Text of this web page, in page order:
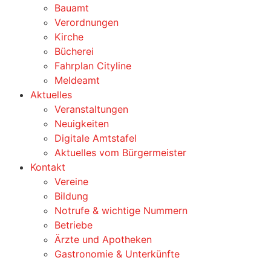
Bauamt
Verordnungen
Kirche
Bücherei
Fahrplan Cityline
Meldeamt
Aktuelles
Veranstaltungen
Neuigkeiten
Digitale Amtstafel
Aktuelles vom Bürgermeister
Kontakt
Vereine
Bildung
Notrufe & wichtige Nummern
Betriebe
Ärzte und Apotheken
Gastronomie & Unterkünfte